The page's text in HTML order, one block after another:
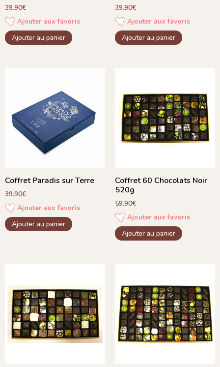
39.90€
Ajouter aux favoris
Ajouter au panier
39.90€
Ajouter aux favoris
Ajouter au panier
Coffret Paradis sur Terre
39.90€
Ajouter aux favoris
Ajouter au panier
Coffret 60 Chocolats Noir
520g
59.90€
Ajouter aux favoris
Ajouter au panier